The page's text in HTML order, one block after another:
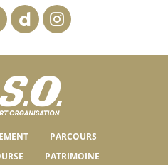
PARCOURS
PATRIMOINE